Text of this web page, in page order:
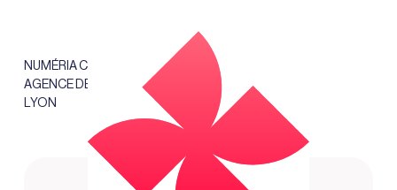
NUMÉRIA COMMUNICATION,
AGENCE DE COMMUNICATION
LYON